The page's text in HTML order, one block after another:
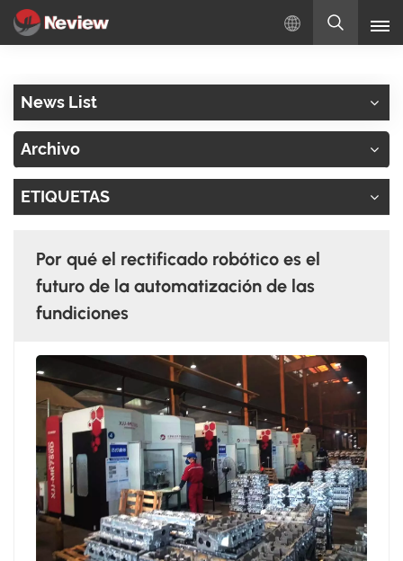
Español
بالعربية
News List
Archivo
ETIQUETAS
Por qué el rectificado robótico es el
futuro de la automatización de las
fundiciones